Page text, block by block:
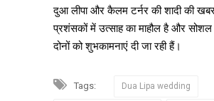
दुआ लीपा और कैलम टर्नर की शादी की
प्रशंसकों में उत्साह का माहौल है और सोशल
दोनों को शुभकामनाएं दी जा रही हैं।
Tags: Dua Lipa wedding